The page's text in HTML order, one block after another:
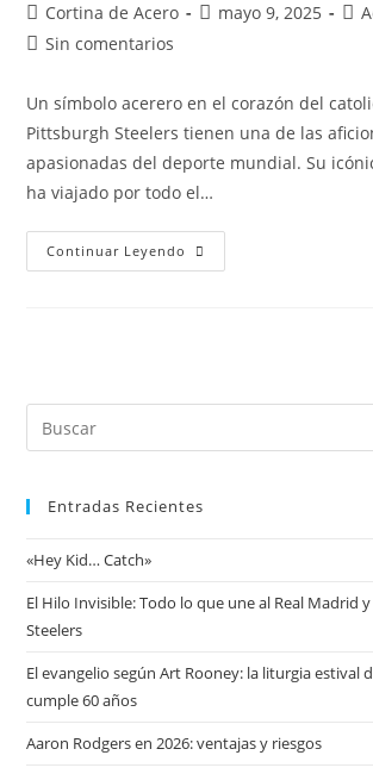
Cortina de Acero mayo 9, 2025
Sin comentarios
Un símbolo acerero en el corazón del
Pittsburgh Steelers tienen una de las
apasionadas del deporte mundial. Su
ha viajado por todo el…
Continuar Leyendo
Entradas Recientes
«Hey Kid… Catch»
El Hilo Invisible: Todo lo que une al Real Madrid
Steelers
El evangelio según Art Rooney: la liturgia estival
cumple 60 años
Aaron Rodgers en 2026: ventajas y riesgos